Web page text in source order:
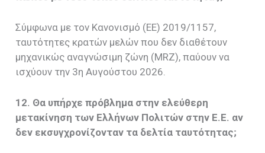
Σύμφωνα με τον Κανονισμό (ΕΕ) 2019/1157,
ταυτότητες κρατών μελών που δεν διαθέτουν
μηχανικώς αναγνώσιμη ζώνη (MRZ), παύουν να
ισχύουν την 3η Αυγούστου 2026.
12. Θα υπήρχε πρόβλημα στην ελεύθερη
μετακίνηση των Ελλήνων Πολιτών στην Ε.Ε. αν
δεν εκσυγχρονίζονταν τα δελτία ταυτότητας;